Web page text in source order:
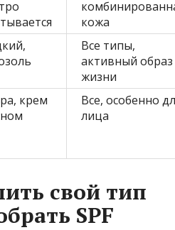
кожа
Все типы,
активный образ
жизни
крем
Все, особенно
лица
свой тип
SPF